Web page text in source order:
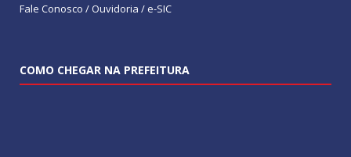
Fale Conosco / Ouvidoria / e-SIC
COMO CHEGAR NA PREFEITURA